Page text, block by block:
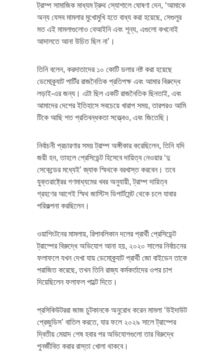
ট্রাম্প সামাজিক মাধ্যম ট্রুথ স্যোশালে ঘোষণা দেন, ‘আমাকে
অন্য যেসব মামলার মুখোমুখি হতে বাধ্য করা হয়েছে, সেগুলুর
মত এই মামলাগুলোও বেআইনি এবং শূন্য, এগুলো কখনোই
আদালতে আনা উচিত ছিল না’।
তিনি বলেন, করদাতাদের ১০ কোটি ডলার নষ্ট করা হয়েছে
ডেমোক্র্যাট পার্টির রাজনৈতিক প্রতিপক্ষ এবং আমার বিরুদ্ধে
লড়াই-এর জন্য। এটা ছিল একটি রাজনৈতিক ছিনতাই, এবং
আমাদের দেশের ইতিহাসে সবচেয়ে খারাপ সময়, তারপরও আমি
টিকে আছি শত প্রতিবন্ধকতা সত্ত্বেও, এবং জিতেছি।
নির্বাচনী প্রচারণার সময় ট্রাম্প অঙ্গীকার করেছিলেন, তিনি যদি
জয়ী হন, তাহলে প্রেসিডেন্ট হিসেবে দায়িত্ব নেওয়ার ‘দু
সেকেন্ডের মধ্যেই’ জ্যাক স্মিথকে বরখাস্ত করবেন। তবে
যুক্তরাষ্ট্রের গণমাধ্যমের খবর অনুযায়ী, ট্রাম্প দায়িত্ব
গ্রহণের আগেই স্মিথ জাস্টিস ডিপার্টমেন্ট থেকে চলে যাবার
পরিকল্পনা করছিলেন।
ওয়াশিংটনের মামলায়, রিপাবলিকান দলের প্রার্থী প্রেসিডেন্ট
ট্রাম্পের বিরুদ্ধে অভিযোগ আনা হয়, ২০২০ সালের নির্বাচনের
ফলাফলে যখন দেখা যায় ডেমোক্র্যাট প্রার্থী জো বাইডেন তাকে
পরাজিত করেছে, তখন তিনি রাজ্য কর্মকর্তাদের ওপর চাপ
দিয়েছিলেন ফলাফল পাল্টে দিতে।
প্রসিকিউটররা জাজ চুটকানকে অনুরোধ করেন মামলা ‘উইদাউট
প্রেজুডিস’ বাতিল করতে, যার ফলে ২০২৯ সালে ট্রাম্পের
দ্বিতীয় মেয়াদ শেষ হবার পর অভিযোগগুলো তার বিরুদ্ধে
পুনর্জীবিত করার রাস্তা খোলা থাকবে।